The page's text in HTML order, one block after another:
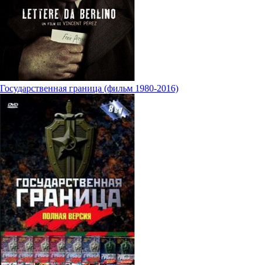
Государственная граница (фильм 1980-2016)